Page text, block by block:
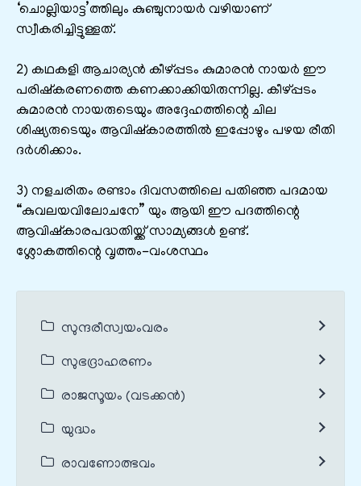
‘ചൊല്ലിയാട്ട’ത്തിലും കുഞ്ചുനായർ വഴിയാണ്
സ്വീകരിച്ചിട്ടുള്ളത്.
2) കഥകളി ആചാര്യൻ കീഴ്പ്പടം കുമാരൻ നായർ ഈ
പരിഷ്കരണത്തെ കണക്കാക്കിയിരുന്നില്ല. കീഴ്പ്പടം
കുമാരൻ നായരുടെയും അദ്ദേഹത്തിന്റെ ചില
ശിഷ്യരുടെയും ആവിഷ്കാരത്തിൽ ഇപ്പോഴും പഴയ രീതി
ദർശിക്കാം.
3) നളചരിതം രണ്ടാം ദിവസത്തിലെ പതിഞ്ഞ പദമായ
“കുവലയവിലോചനേ” യും ആയി ഈ പദത്തിന്റെ
ആവിഷ്കാരപദ്ധതിയ്ക്ക് സാമ്യങ്ങൾ ഉണ്ട്.
ശ്ലോകത്തിന്റെ വൃത്തം-വംശസ്ഥം
സുന്ദരീസ്വയംവരം
സുഭദ്രാഹരണം
രാജസൂയം (വടക്കൻ)
യുദ്ധം
രാവണോത്ഭവം